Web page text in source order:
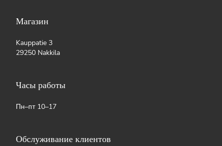
Магазин
Kauppatie 3
29250 Nakkila
Часы работы
Пн–пт 10–17
Обслуживание клиентов